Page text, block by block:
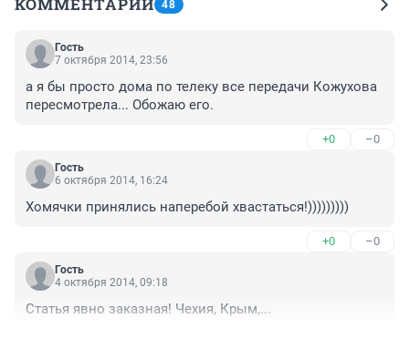
48
Гость
7 октября 2014, 23:56
а я бы просто дома по телеку все передачи Кожухова
пересмотрела... Обожаю его.
+0 –0
Гость
6 октября 2014, 16:24
Хомячки принялись наперебой хвастаться!)))))))))
+0 –0
Гость
4 октября 2014, 09:18
Статья явно заказная! Чехия, Крым,...